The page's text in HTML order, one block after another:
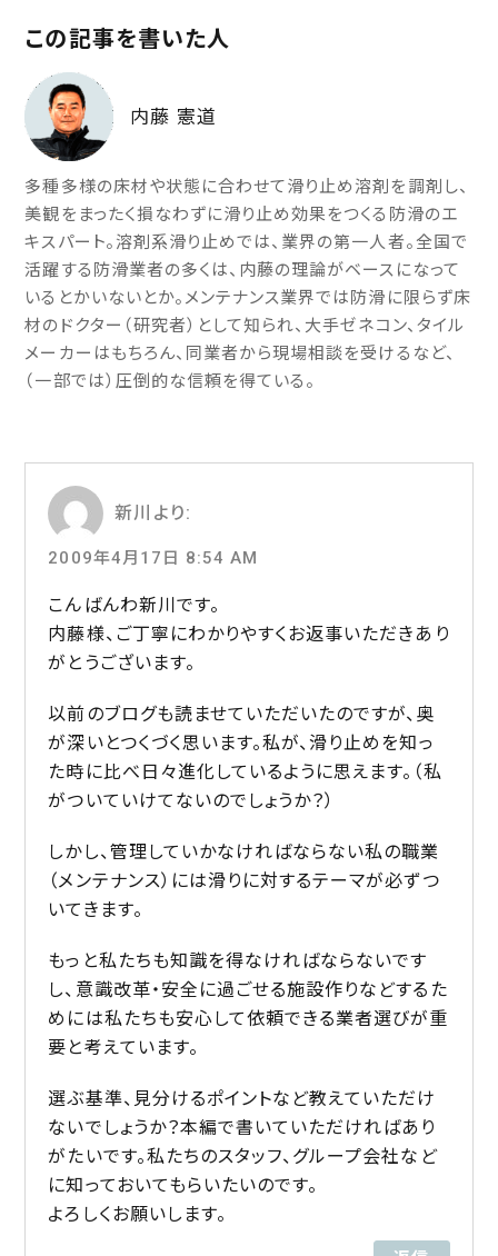
この記事を書いた人
内藤 憲道
多種多様の床材や状態に合わせて滑り止め溶剤を調剤し、
美観をまったく損なわずに滑り止め効果をつくる防滑のエ
キスパート。溶剤系滑り止めでは、業界の第一人者。全国で
活躍する防滑業者の多くは、内藤の理論がベースになって
いるとかいないとか。メンテナンス業界では防滑に限らず床
材のドクター（研究者）として知られ、大手ゼネコン、タイル
メーカーはもちろん、同業者から現場相談を受けるなど、
（一部では）圧倒的な信頼を得ている。
新川 より:
2009年4月17日 8:54 AM
こんばんわ新川です。
内藤様、ご丁寧にわかりやすくお返事いただきあり
がとうございます。
以前のブログも読ませていただいたのですが、奥
が深いとつくづく思います。私が、滑り止めを知っ
た時に比べ日々進化しているように思えます。（私
がついていけてないのでしょうか？）
しかし、管理していかなければならない私の職業
（メンテナンス）には滑りに対するテーマが必ずつ
いてきます。
もっと私たちも知識を得なければならないです
し、意識改革・安全に過ごせる施設作りなどするた
めには私たちも安心して依頼できる業者選びが重
要と考えています。
選ぶ基準、見分けるポイントなど教えていただけ
ないでしょうか？本編で書いていただければあり
がたいです。私たちのスタッフ、グループ会社など
に知っておいてもらいたいのです。
よろしくお願いします。